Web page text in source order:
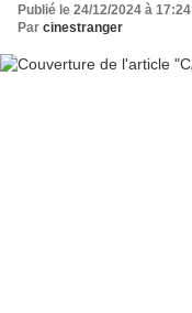
Publié le 24/12/2024 à 17:24
Par cinestranger